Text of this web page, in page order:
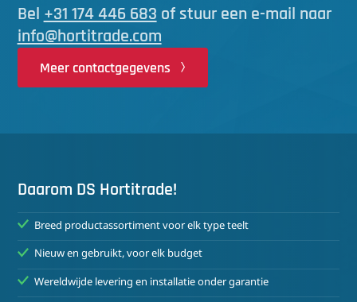
Bel +31 174 446 683 of stuur een e-mail naar
info@hortitrade.com
Meer contactgegevens
Daarom DS Hortitrade!
Breed productassortiment voor elk type teelt
Nieuw en gebruikt, voor elk budget
Wereldwijde levering en installatie onder garantie